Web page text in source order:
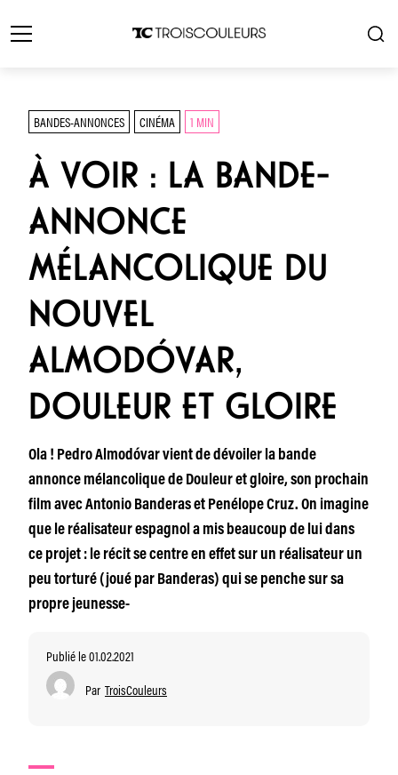
BANDES-ANNONCES CINÉMA 1 MIN
À VOIR : LA BANDE-
ANNONCE
MÉLANCOLIQUE DU
NOUVEL
ALMODÓVAR,
DOULEUR ET GLOIRE
Ola ! Pedro Almodóvar vient de dévoiler la bande
annonce mélancolique de Douleur et gloire, son prochain
film avec Antonio Banderas et Penélope Cruz. On imagine
que le réalisateur espagnol a mis beaucoup de lui dans
ce projet : le récit se centre en effet sur un réalisateur un
peu torturé (joué par Banderas) qui se penche sur sa
propre jeunesse-
Publié le 01.02.2021
Par TroisCouleurs